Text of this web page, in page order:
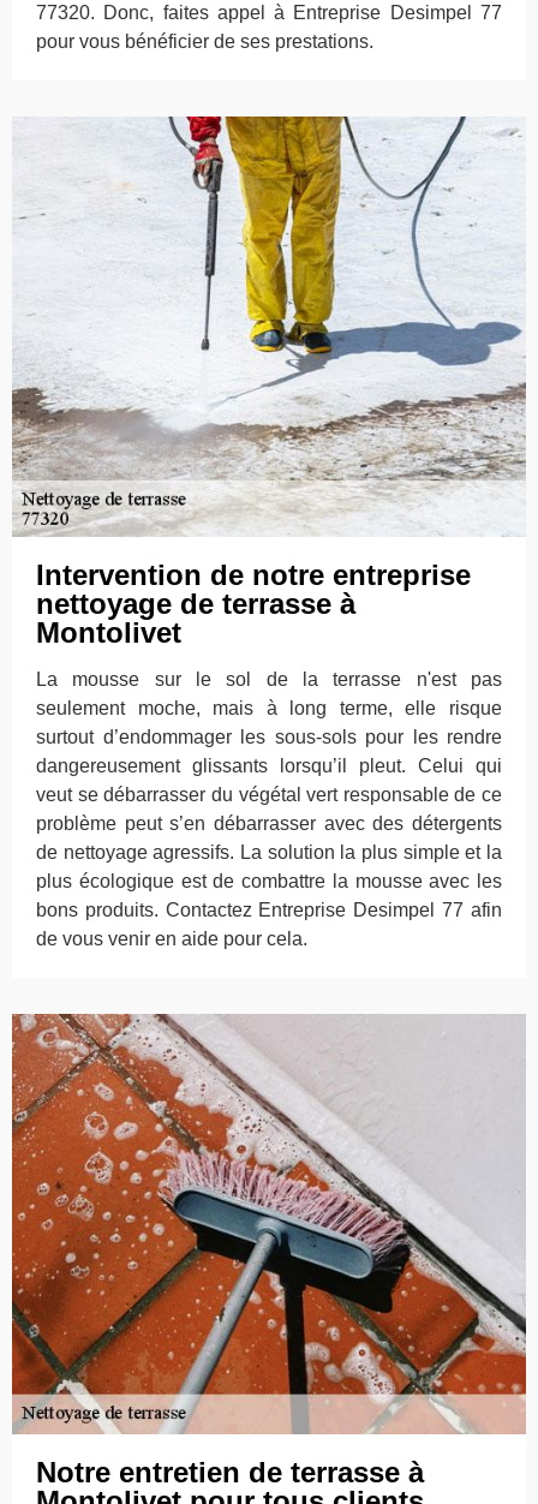
77320. Donc, faites appel à Entreprise Desimpel 77
pour vous bénéficier de ses prestations.
Intervention de notre entreprise
nettoyage de terrasse à
Montolivet
La mousse sur le sol de la terrasse n'est pas
seulement moche, mais à long terme, elle risque
surtout d’endommager les sous-sols pour les rendre
dangereusement glissants lorsqu’il pleut. Celui qui
veut se débarrasser du végétal vert responsable de ce
problème peut s’en débarrasser avec des détergents
de nettoyage agressifs. La solution la plus simple et la
plus écologique est de combattre la mousse avec les
bons produits. Contactez Entreprise Desimpel 77 afin
de vous venir en aide pour cela.
Notre entretien de terrasse à